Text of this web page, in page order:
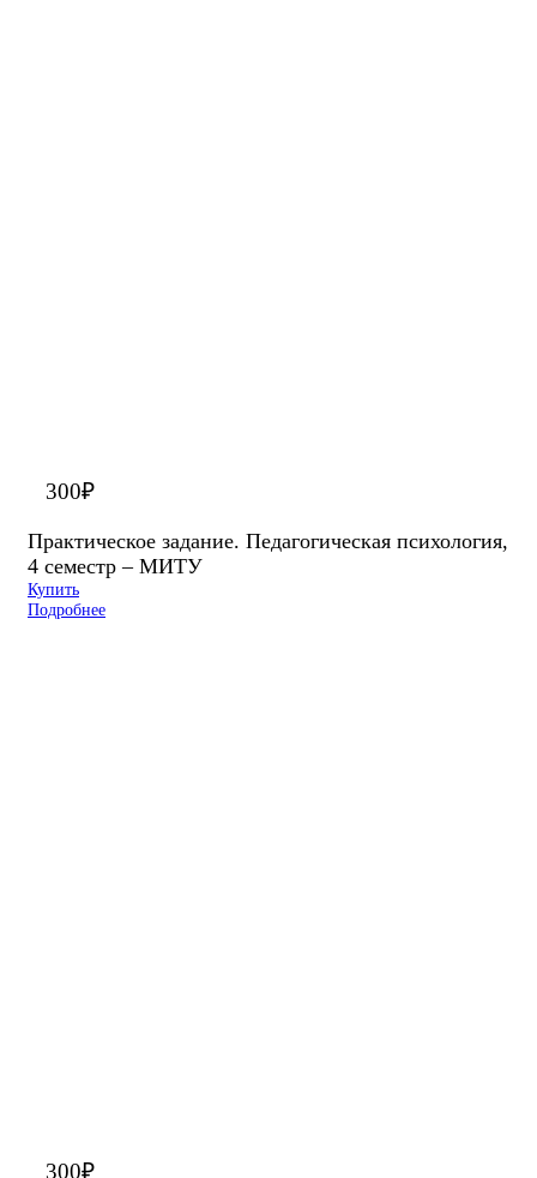
300₽
Практическое задание. Педагогическая психология,
4 семестр – МИТУ
Купить
Подробнее
300₽